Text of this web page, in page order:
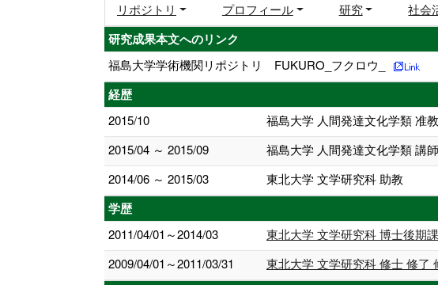
リポジトリ プロフィール 研究 社会
研究成果本文へのリンク
福島大学学術機関リポジトリ FUKURO_フクロウ_
経歴
2015/10
福島大学 人間発達文化学類 准
2015/04 ～ 2015/09
福島大学 人間発達文化学類 講師
2014/06 ～ 2015/03
東北大学 文学研究科 助教
学歴
2011/04/01～2014/03
東北大学 文学研究科 博士後期
2009/04/01～2011/03/31
東北大学 文学研究科 修士 修了